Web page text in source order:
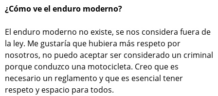
¿Cómo ve el enduro moderno?
El enduro moderno no existe, se nos considera fuera de
la ley. Me gustaría que hubiera más respeto por
nosotros, no puedo aceptar ser considerado un criminal
porque conduzco una motocicleta. Creo que es
necesario un reglamento y que es esencial tener
respeto y espacio para todos.